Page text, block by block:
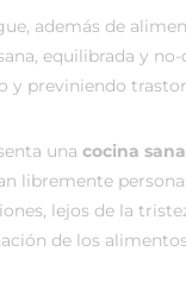
además de
equilibrada y
y previniendo
una cocina
libremente
lejos de la
de los